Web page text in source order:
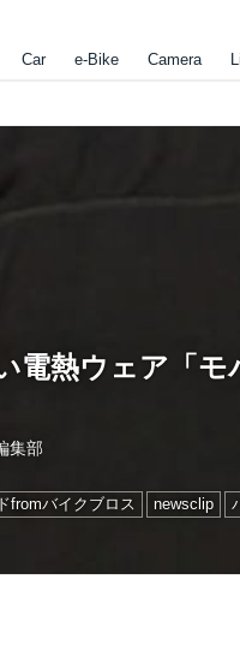
Car e-Bike Camera
電熱ウェア「
集部
fromバイクブロス newsclip